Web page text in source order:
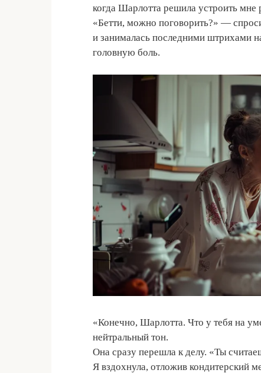
когда Шарлотта решила устроить мне
«Бетти, можно поговорить?» —
и занималась последними штрихами
головную боль.
«Конечно, Шарлотта. Что у тебя на
нейтральный тон.
Она сразу перешла к делу. «Ты
Я вздохнула, отложив кондитерский